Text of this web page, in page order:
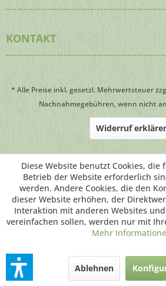
KONTAKT
* Alle Preise inkl. gesetzl. Mehrwertsteuer
Nachnahmegebühren, wenn nicht
Widerruf
Webdesignby
Diese Website benutzt Cookies, die
Betrieb der Website erforderlich
werden. Andere Cookies, die den
dieser Website erhöhen, der
Interaktion mit anderen Websites
vereinfachen sollen, werden nur mit
Mehr
Ablehnen